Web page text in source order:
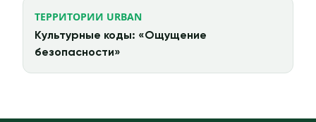
ТЕРРИТОРИИ URBAN
Культурные коды: «Ощущение
безопасности»